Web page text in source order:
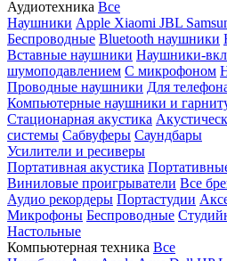
Аудиотехника Все
Наушники Apple Xiaomi JBL
Беспроводные Bluetooth наушники
Вставные наушники Наушники-
шумоподавлением С микрофоном
Проводные наушники Для
Компьютерные наушники и
Стационарная акустика
системы Сабвуферы Саундбары
Усилители и ресиверы
Портативная акустика
Виниловые проигрыватели Все
Аудио рекордеры Портастудии
Микрофоны Беспроводные
Настольные
Компьютерная техника Все